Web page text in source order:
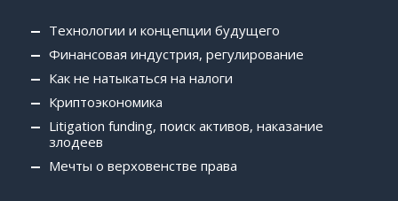
Технологии и концепции будущего
Финансовая индустрия, регулирование
Как не натыкаться на налоги
Криптоэкономика
Litigation funding, поиск активов, наказание
злодеев
Мечты о верховенстве права